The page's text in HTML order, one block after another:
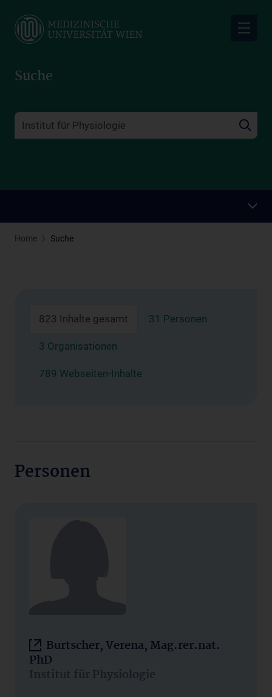
main
Suche
Home Suche
823 Inhalte gesamt 31 Personen
3 Organisationen
789 Webseiten-Inhalte
Personen
Burtscher, Verena, Mag.rer.nat.
PhD
Institut für Physiologie